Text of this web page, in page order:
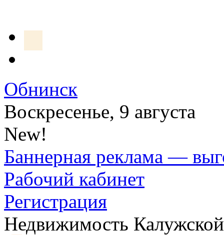
Обнинск
Воскресенье, 9 августа
New!
Баннерная реклама —
Рабочий кабинет
Регистрация
Недвижимость